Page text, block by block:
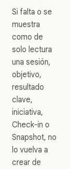
Si falta o se
muestra
como de
solo lectura
una sesión,
objetivo,
resultado
clave,
iniciativa,
Check-in o
Snapshot, no
lo vuelva a
crear de